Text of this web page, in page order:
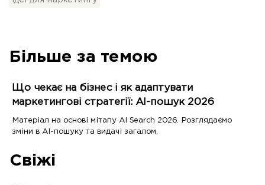
Більше за темою
Що чекає на бізнес і як адаптувати
маркетингові стратегії: AI-пошук 2026
Матеріал на основі мітапу AI Search 2026. Розглядаємо
зміни в AI-пошуку та видачі загалом.
Свіжі